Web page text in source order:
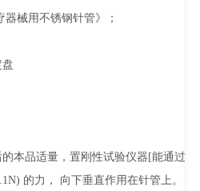
械用不锈钢针管》；
的本品适量，置刚性试验仪器[能通过
的力， 向下垂直作用在针管上。